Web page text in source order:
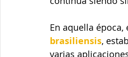
En aquella
brasiliensis,
varias